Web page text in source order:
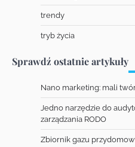
trendy
tryb życia
Sprawdź ostatnie artykuły
Nano marketing: mali
Jedno narzędzie do
zarządzania RODO
Zbiornik gazu